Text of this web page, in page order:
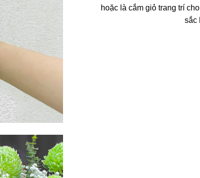
hoặc là cắm giỏ trang trí
sắc